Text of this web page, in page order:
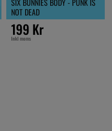
SIX BUNNIES BODY - PUNK IS
NOT DEAD
199 Kr
Inkl moms